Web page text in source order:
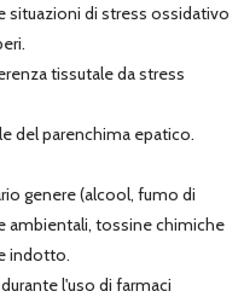
situazioni di stress ossidativo
tissutale da stress
del parenchima epatico.
genere (alcool, fumo di
ambientali, tossine chimiche
indotto.
l'uso di farmaci